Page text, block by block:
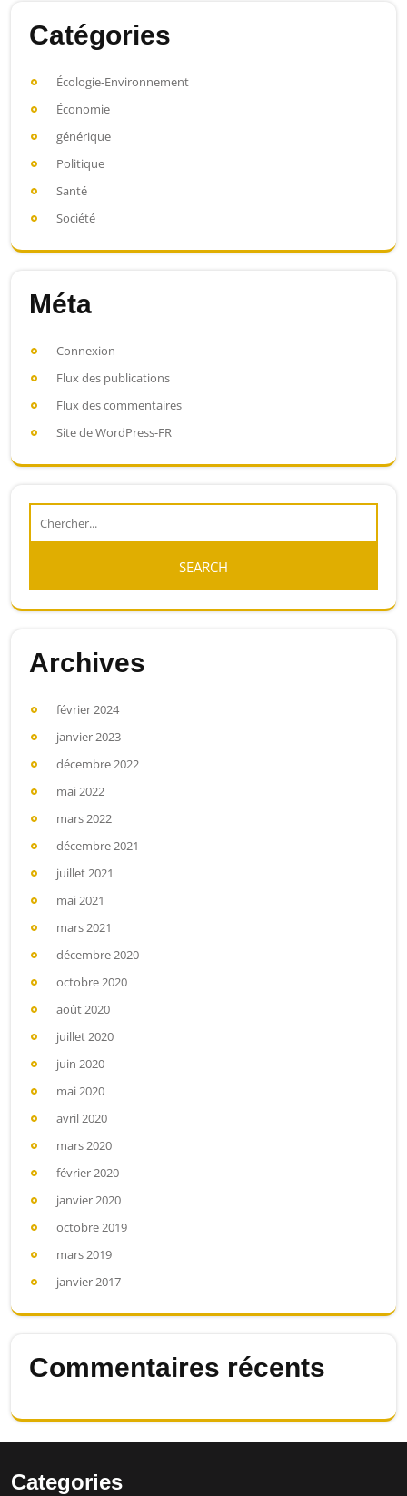
Catégories
Écologie-Environnement
Économie
générique
Politique
Santé
Société
Méta
Connexion
Flux des publications
Flux des commentaires
Site de WordPress-FR
Archives
février 2024
janvier 2023
décembre 2022
mai 2022
mars 2022
décembre 2021
juillet 2021
mai 2021
mars 2021
décembre 2020
octobre 2020
août 2020
juillet 2020
juin 2020
mai 2020
avril 2020
mars 2020
février 2020
janvier 2020
octobre 2019
mars 2019
janvier 2017
Commentaires récents
Categories